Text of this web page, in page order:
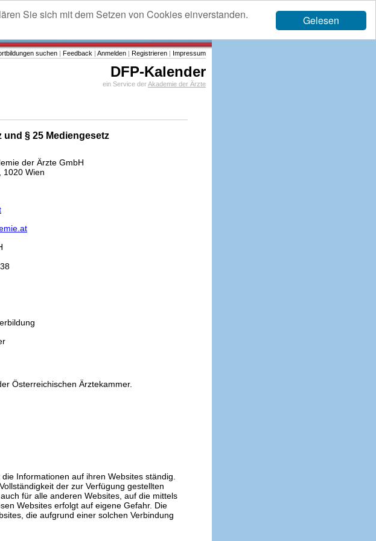
Gelesen
Sie sich mit dem Setzen von Cookies einverstanden.
suchen | Feedback | Anmelden | Registrieren | Impressum
DFP-Kalender
ein Service derAkademie der Ärzte
und § 25 Mediengesetz
der Ärzte GmbH
1020 Wien
Österreichischen Ärztekammer.
Informationen auf ihren Websites ständig.
der zur Verfügung gestellten
für alle anderen Websites, auf die mittels
Websites erfolgt auf eigene Gefahr. Die
die aufgrund einer solchen Verbindung